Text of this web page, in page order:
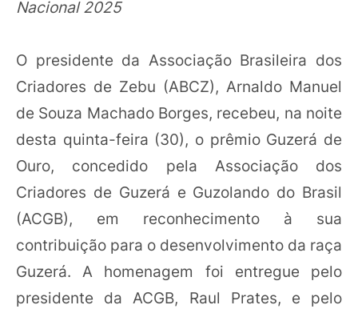
Nacional 2025
O presidente da Associação Brasileira dos
Criadores de Zebu (ABCZ), Arnaldo Manuel
de Souza Machado Borges, recebeu, na noite
desta quinta-feira (30), o prêmio Guzerá de
Ouro, concedido pela Associação dos
Criadores de Guzerá e Guzolando do Brasil
(ACGB), em reconhecimento à sua
contribuição para o desenvolvimento da raça
Guzerá. A homenagem foi entregue pelo
presidente da ACGB, Raul Prates, e pelo